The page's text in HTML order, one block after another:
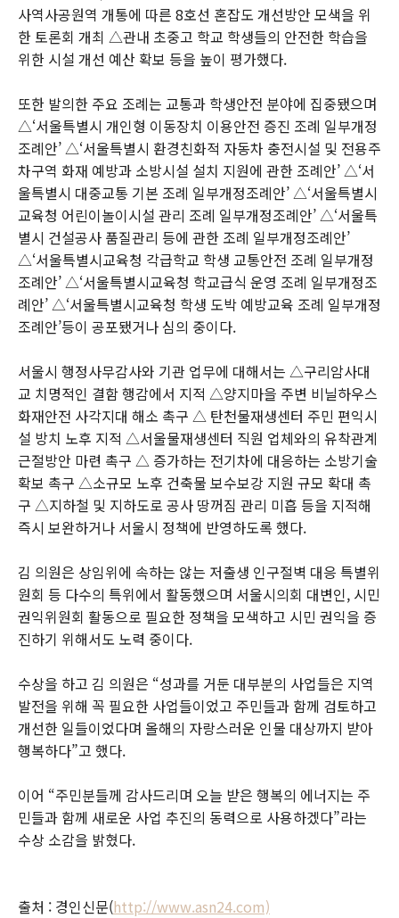
사역사공원역 개통에 따른 8호선 혼잡도 개선방안 모색을 위
한 토론회 개최 △관내 초중고 학교 학생들의 안전한 학습을
위한 시설 개선 예산 확보 등을 높이 평가했다.
또한 발의한 주요 조례는 교통과 학생안전 분야에 집중됐으며
△‘서울특별시 개인형 이동장치 이용안전 증진 조례 일부개정
조례안’ △‘서울특별시 환경친화적 자동차 충전시설 및 전용주
차구역 화재 예방과 소방시설 설치 지원에 관한 조례안’ △‘서
울특별시 대중교통 기본 조례 일부개정조례안’ △‘서울특별시
교육청 어린이놀이시설 관리 조례 일부개정조례안’ △‘서울특
별시 건설공사 품질관리 등에 관한 조례 일부개정조례안’
△‘서울특별시교육청 각급학교 학생 교통안전 조례 일부개정
조례안’ △‘서울특별시교육청 학교급식 운영 조례 일부개정조
례안’ △‘서울특별시교육청 학생 도박 예방교육 조례 일부개정
조례안’등이 공포됐거나 심의 중이다.
서울시 행정사무감사와 기관 업무에 대해서는 △구리암사대
교 치명적인 결함 행감에서 지적 △양지마을 주변 비닐하우스
화재안전 사각지대 해소 촉구 △ 탄천물재생센터 주민 편익시
설 방치 노후 지적 △서울물재생센터 직원 업체와의 유착관계
근절방안 마련 촉구 △ 증가하는 전기차에 대응하는 소방기술
확보 촉구 △소규모 노후 건축물 보수보강 지원 규모 확대 촉
구 △지하철 및 지하도로 공사 땅꺼짐 관리 미흡 등을 지적해
즉시 보완하거나 서울시 정책에 반영하도록 했다.
김 의원은 상임위에 속하는 않는 저출생 인구절벽 대응 특별위
원회 등 다수의 특위에서 활동했으며 서울시의회 대변인, 시민
권익위원회 활동으로 필요한 정책을 모색하고 시민 권익을 증
진하기 위해서도 노력 중이다.
수상을 하고 김 의원은 “성과를 거둔 대부분의 사업들은 지역
발전을 위해 꼭 필요한 사업들이었고 주민들과 함께 검토하고
개선한 일들이었다며 올해의 자랑스러운 인물 대상까지 받아
행복하다”고 했다.
이어 “주민분들께 감사드리며 오늘 받은 행복의 에너지는 주
민들과 함께 새로운 사업 추진의 동력으로 사용하겠다”라는
수상 소감을 밝혔다.
출처 : 경인신문(http://www.asn24.com)